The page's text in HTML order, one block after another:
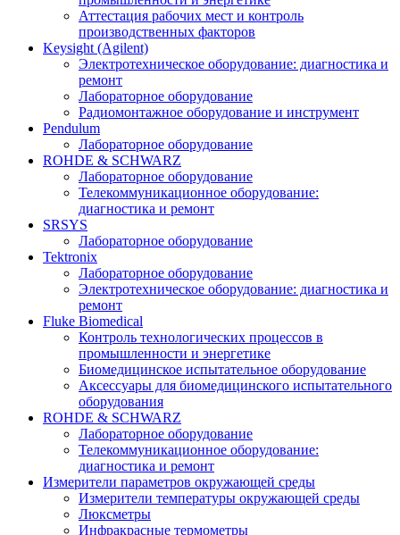
Аттестация рабочих мест и контроль
производственных факторов
Keysight (Agilent)
Электротехническое оборудование: диагностика и
ремонт
Лабораторное оборудование
Радиомонтажное оборудование и инструмент
Pendulum
Лабораторное оборудование
ROHDE & SCHWARZ
Лабораторное оборудование
Телекоммуникационное оборудование:
диагностика и ремонт
SRSYS
Лабораторное оборудование
Tektronix
Лабораторное оборудование
Электротехническое оборудование: диагностика и
ремонт
Fluke Biomedical
Контроль технологических процессов в
промышленности и энергетике
Биомедицинское испытательное оборудование
Аксессуары для биомедицинского испытательного
оборудования
ROHDE & SCHWARZ
Лабораторное оборудование
Телекоммуникационное оборудование:
диагностика и ремонт
Измерители параметров окружающей среды
Измерители температуры окружающей среды
Люксметры
Инфракрасные термометры